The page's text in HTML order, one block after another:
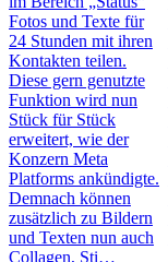
Fotos und Texte für
24 Stunden mit ihren
Kontakten teilen.
Diese gern genutzte
Funktion wird nun
Stück für Stück
erweitert, wie der
Konzern Meta
Platforms ankündigte.
Demnach können
zusätzlich zu Bildern
und Texten nun auch
Collagen, Sti…